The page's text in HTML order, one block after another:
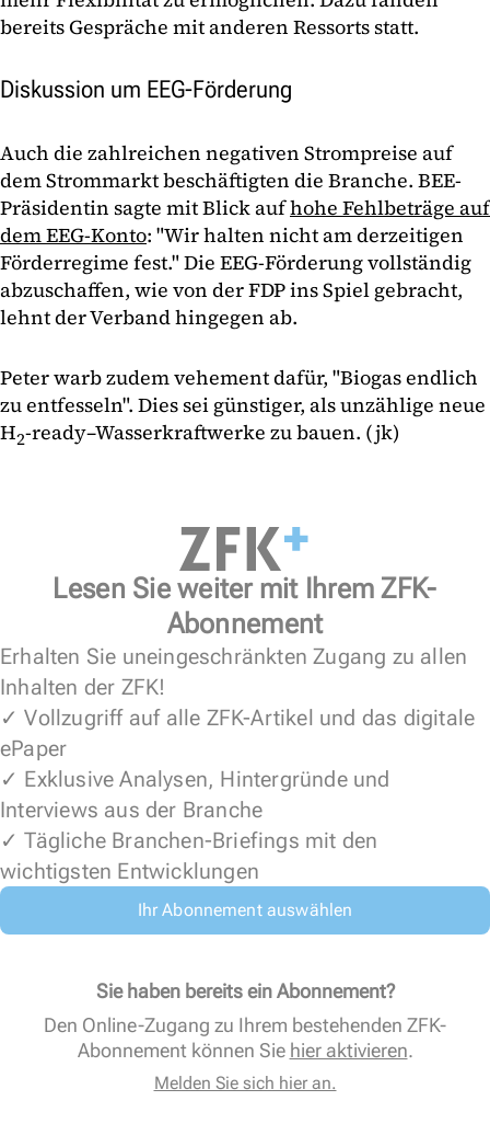
bereits Gespräche mit anderen Ressorts statt.
Diskussion um EEG-Förderung
Auch die zahlreichen negativen Strompreise auf
dem Strommarkt beschäftigten die Branche. BEE-
Präsidentin sagte mit Blick aufhohe Fehlbeträge auf
dem EEG-Konto: "Wir halten nicht am derzeitigen
Förderregime fest." Die EEG-Förderung vollständig
abzuschaffen, wie von der FDP ins Spiel gebracht,
lehnt der Verband hingegen ab.
Peter warb zudem vehement dafür, "Biogas endlich
zu entfesseln". Dies sei günstiger, als unzählige neue
H2-ready–Wasserkraftwerke zu bauen. (jk)
Lesen Sie weiter mit Ihrem ZFK-
Abonnement
Erhalten Sie uneingeschränkten Zugang zu allen
Inhalten der ZFK!
✓ Vollzugriff auf alle ZFK-Artikel und das digitale
ePaper
✓ Exklusive Analysen, Hintergründe und
Interviews aus der Branche
✓ Tägliche Branchen-Briefings mit den
wichtigsten Entwicklungen
Ihr Abonnement auswählen
Sie haben bereits ein Abonnement?
Den Online-Zugang zu Ihrem bestehenden ZFK-
Abonnement können Sie hier aktivieren.
Melden Sie sich hier an.